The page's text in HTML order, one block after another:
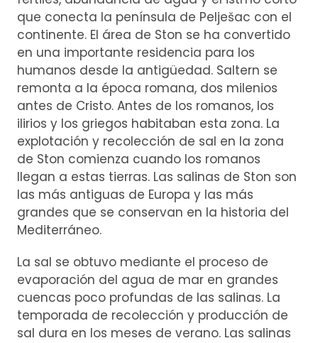
que conecta la península de Pelješac con el
continente. El área de Ston se ha convertido
en una importante residencia para los
humanos desde la antigüedad. Saltern se
remonta a la época romana, dos milenios
antes de Cristo. Antes de los romanos, los
ilirios y los griegos habitaban esta zona. La
explotación y recolección de sal en la zona
de Ston comienza cuando los romanos
llegan a estas tierras. Las salinas de Ston son
las más antiguas de Europa y las más
grandes que se conservan en la historia del
Mediterráneo.
La sal se obtuvo mediante el proceso de
evaporación del agua de mar en grandes
cuencas poco profundas de las salinas. La
temporada de recolección y producción de
sal dura en los meses de verano. Las salinas